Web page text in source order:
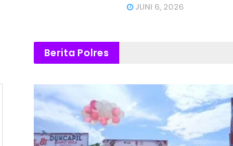
JUNI 6, 2026
Berita Polres